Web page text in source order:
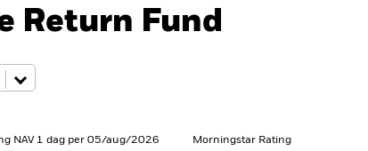
Return Fund
NAV 1 dag per 05/aug/2026 Morningstar Rating